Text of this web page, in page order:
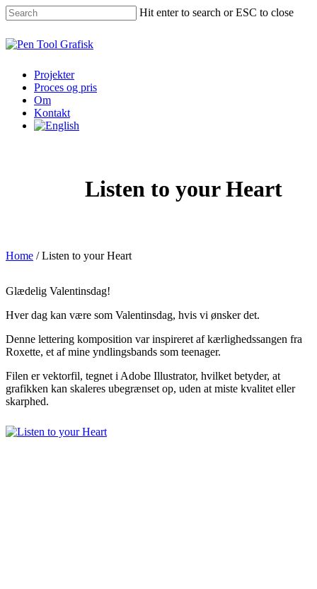
Skip
to
main
content
Hit enter to search or ESC to close
Close
Menu
Projekter
Proces og pris
Om
Kontakt
Listen to your Heart
Home /Listen to your Heart
Glædelig Valentinsdag!
Hver dag kan være som Valentinsdag, hvis vi ønsker det.
Denne lettering komposition var inspireret af kærlighedssangen fra
Roxette, et af mine yndlingsbands som teenager.
Filen er vektorfil, tegnet i Adobe Illustrator, hvilket betyder, at
grafikken kan skaleres ubegrænset op, uden at miste kvalitet eller
skarphed.